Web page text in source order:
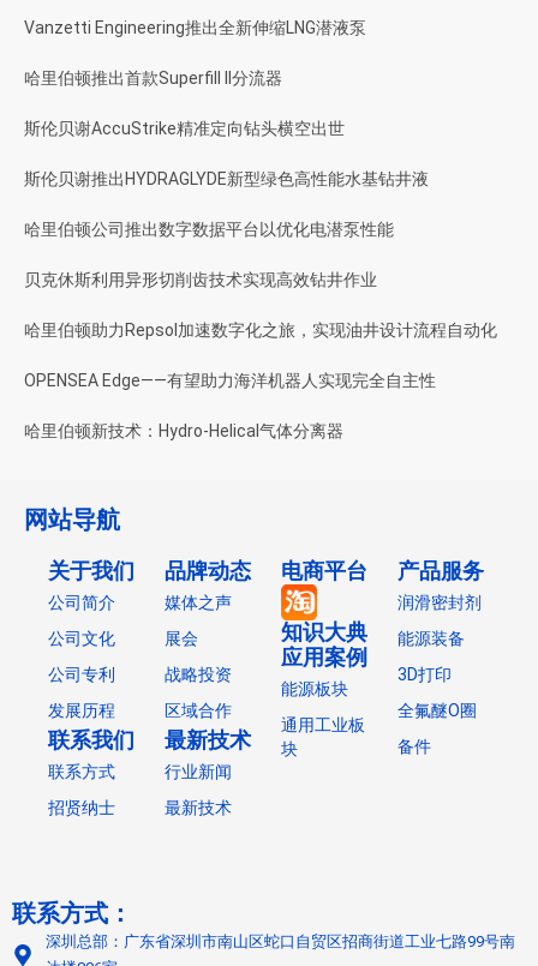
Vanzetti Engineering推出全新伸缩LNG潜液泵
哈里伯顿推出首款Superfill II分流器
斯伦贝谢AccuStrike精准定向钻头横空出世
斯伦贝谢推出HYDRAGLYDE新型绿色高性能水基钻井液
哈里伯顿公司推出数字数据平台以优化电潜泵性能
贝克休斯利用异形切削齿技术实现高效钻井作业
哈里伯顿助力Repsol加速数字化之旅，实现油井设计流程自动化
OPENSEA Edge——有望助力海洋机器人实现完全自主性
哈里伯顿新技术：Hydro-Helical气体分离器
网站导航
关于我们
公司简介
公司文化
公司专利
发展历程
联系我们
联系方式
招贤纳士
品牌动态
媒体之声
展会
战略投资
区域合作
最新技术
行业新闻
最新技术
电商平台
知识大典
应用案例
能源板块
通用工业板
块
产品服务
润滑密封剂
能源装备
3D打印
全氟醚O圈
备件
联系方式：
深圳总部：广东省深圳市南山区蛇口自贸区招商街道工业七路99号南